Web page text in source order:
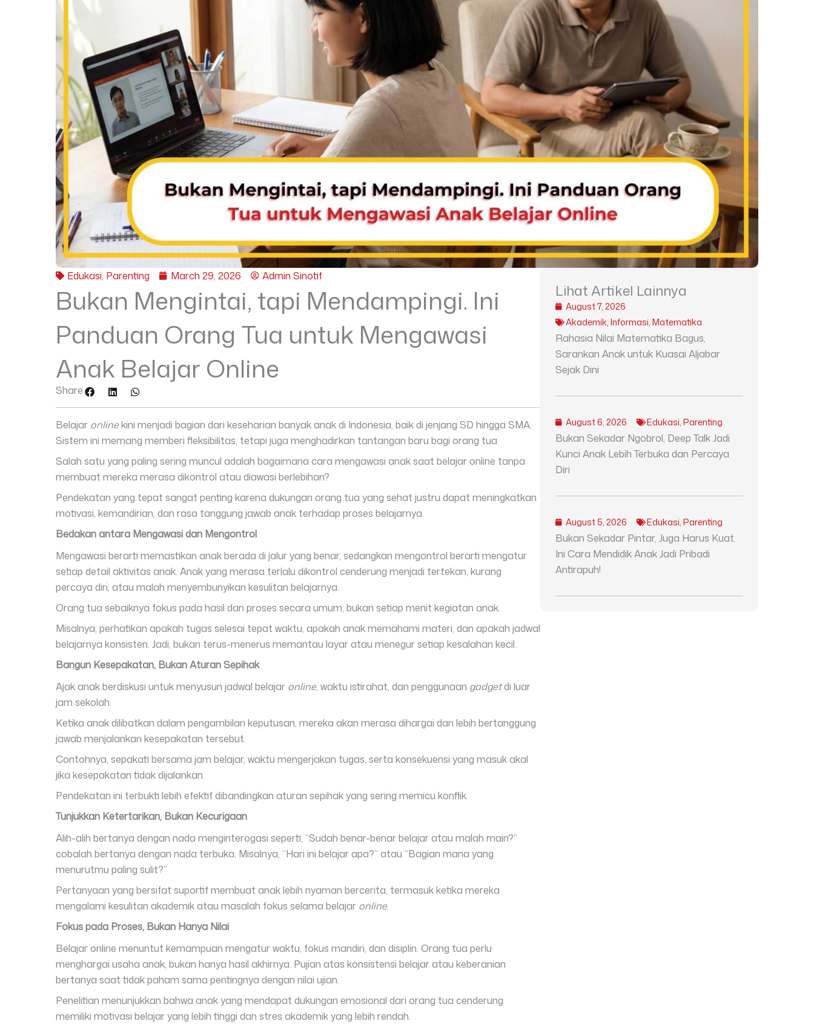
Edukasi, Parenting March 29, 2026 Admin Sinotif
Bukan Mengintai, tapi Mendampingi. Ini
Panduan Orang Tua untuk Mengawasi
Anak Belajar Online
Share
Belajar onlinekini menjadi bagian dari keseharian banyak anak di Indonesia, baik di jenjang SD hingga SMA.
Sistem ini memang memberi fleksibilitas, tetapi juga menghadirkan tantangan baru bagi orang tua.
Salah satu yang paling sering muncul adalah bagaimana cara mengawasi anak saat belajar online tanpa
membuat mereka merasa dikontrol atau diawasi berlebihan?
Pendekatan yang tepat sangat penting karena dukungan orang tua yang sehat justru dapat meningkatkan
motivasi, kemandirian, dan rasa tanggung jawab anak terhadap proses belajarnya.
Bedakan antara Mengawasi dan Mengontrol
Mengawasi berarti memastikan anak berada di jalur yang benar, sedangkan mengontrol berarti mengatur
setiap detail aktivitas anak. Anak yang merasa terlalu dikontrol cenderung menjadi tertekan, kurang
percaya diri, atau malah menyembunyikan kesulitan belajarnya.
Orang tua sebaiknya fokus pada hasil dan proses secara umum, bukan setiap menit kegiatan anak.
Misalnya, perhatikan apakah tugas selesai tepat waktu, apakah anak memahami materi, dan apakah jadwal
belajarnya konsisten. Jadi, bukan terus-menerus memantau layar atau menegur setiap kesalahan kecil.
Bangun Kesepakatan, Bukan Aturan Sepihak
Ajak anak berdiskusi untuk menyusun jadwal belajar online, waktu istirahat, dan penggunaan gadgetdi luar
jam sekolah.
Ketika anak dilibatkan dalam pengambilan keputusan, mereka akan merasa dihargai dan lebih bertanggung
jawab menjalankan kesepakatan tersebut.
Contohnya, sepakati bersama jam belajar, waktu mengerjakan tugas, serta konsekuensi yang masuk akal
jika kesepakatan tidak dijalankan.
Pendekatan ini terbukti lebih efektif dibandingkan aturan sepihak yang sering memicu konflik.
Tunjukkan Ketertarikan, Bukan Kecurigaan
Alih-alih bertanya dengan nada menginterogasi seperti, “Sudah benar-benar belajar atau malah main?”
cobalah bertanya dengan nada terbuka. Misalnya, “Hari ini belajar apa?” atau “Bagian mana yang
menurutmu paling sulit?”
Pertanyaan yang bersifat suportif membuat anak lebih nyaman bercerita, termasuk ketika mereka
mengalami kesulitan akademik atau masalah fokus selama belajar online.
Fokus pada Proses, Bukan Hanya Nilai
Belajar online menuntut kemampuan mengatur waktu, fokus mandiri, dan disiplin. Orang tua perlu
menghargai usaha anak, bukan hanya hasil akhirnya. Pujian atas konsistensi belajar atau keberanian
bertanya saat tidak paham sama pentingnya dengan nilai ujian.
Penelitian menunjukkan bahwa anak yang mendapat dukungan emosional dari orang tua cenderung
memiliki motivasi belajar yang lebih tinggi dan stres akademik yang lebih rendah.
Lihat Artikel Lainnya
August 7, 2026
Akademik,Informasi,Matematika
Rahasia Nilai Matematika Bagus,
Sarankan Anak untuk Kuasai Aljabar
Sejak Dini
August 6, 2026 Edukasi,Parenting
Bukan Sekadar Ngobrol, Deep Talk Jadi
Kunci Anak Lebih Terbuka dan Percaya
Diri
August 5, 2026 Edukasi,Parenting
Bukan Sekadar Pintar, Juga Harus Kuat.
Ini Cara Mendidik Anak Jadi Pribadi
Antirapuh!